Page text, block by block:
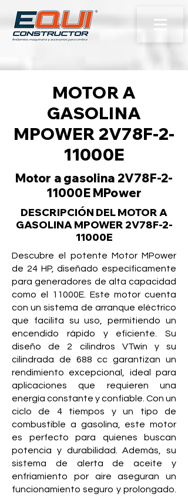
MOTOR A
GASOLINA
MPOWER 2V78F-2-
11000E
Motor a gasolina 2V78F-2-
11000E MPower
DESCRIPCIÓN DEL MOTOR A
GASOLINA MPOWER 2V78F-2-
11000E
Descubre el potente Motor MPower
de 24 HP, diseñado específicamente
para generadores de alta capacidad
como el 11000E. Este motor cuenta
con un sistema de arranque eléctrico
que facilita su uso, permitiendo un
encendido rápido y eficiente. Su
diseño de 2 cilindros VTwin y su
cilindrada de 688 cc garantizan un
rendimiento excepcional, ideal para
aplicaciones que requieren una
energía constante y confiable. Con un
ciclo de 4 tiempos y un tipo de
combustible a gasolina, este motor
es perfecto para quienes buscan
potencia y durabilidad. Además, su
sistema de alerta de aceite y
enfriamiento por aire aseguran un
funcionamiento seguro y prolongado.